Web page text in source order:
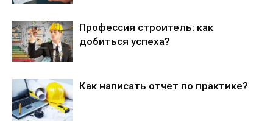
Профессия строитель: как
добиться успеха?
Как написать отчет по практике?